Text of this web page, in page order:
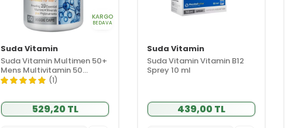
KARGO
BEDAVA
Suda Vitamin
Suda Vitamin Multimen 50+
Mens Multivitamin 50
Bitkisel Kapsül
(1)
529,20 TL
Suda Vitamin
Suda Vitamin Vitamin B12
Sprey 10 ml
439,00 TL